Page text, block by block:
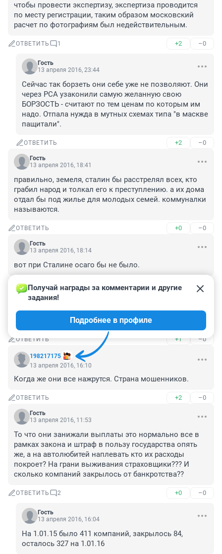
чтобы провести экспертизу, экспертиза проводится
по месту регистрации, таким образом московский
расчет по фотографиям был недействительным.
ОТВЕТИТЬ 1 +2 –0
Гость
13 апреля 2016, 23:44
Сейчас так борзеть они себе уже не позволяют. Они
через РСА узаконили самую желанную свою
БОРЗОСТЬ - считают по тем ценам по которым им
надо. Отпала нужда в мутных схемах типа "в маскве
пащитали".
ОТВЕТИТЬ +2 –0
Гость
13 апреля 2016, 18:41
правильно, земеля, сталин бы расстрелял всех, кто
грабил народ и толкал его к преступлению. а их дома
отдал бы под жилье для молодых семей. коммуналки
называются.
ОТВЕТИТЬ +0 –0
Гость
13 апреля 2016, 18:14
вот при Сталине осаго бы не было.
ОТВЕТИТЬ –0
Гость
страховки подняли цену а выплаты ничтожные
ОТВЕТИТЬ +1 –0
198217175
Получай награды за комментарии и другие
задания!
Подробнее в профиле
13 апреля 2016, 16:10
Когда же они все нажрутся. Страна мошенников.
ОТВЕТИТЬ +2 –0
Гость
13 апреля 2016, 11:53
То что они занижали выплаты это нормально все в
рамках закона и штраф в пользу государства опять
же, а на автолюбитей наплевать кто их расходы
покроет? На грани выживания страховщики??? И
сколько компаний закрылось от банкротства??
ОТВЕТИТЬ 2 +0 –0
Гость
13 апреля 2016, 16:04
На 1.01.15 было 411 компаний, закрылось 84,
осталось 327 на 1.01.16